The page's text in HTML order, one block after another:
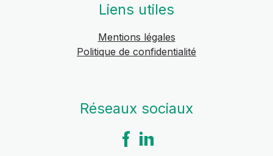
Liens utiles
Mentions légales
Politique de confidentialité
Réseaux sociaux